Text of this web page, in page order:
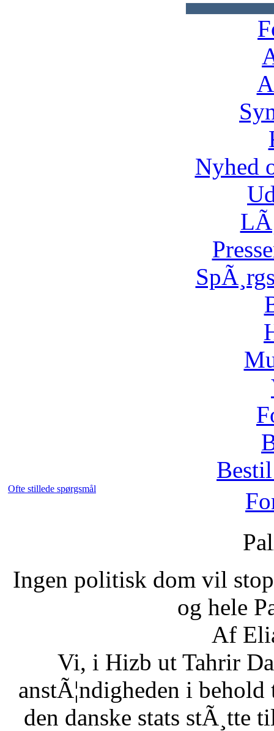
Nyhed
Ofte stillede spørgsmål
Ingen politisk dom vil
og hele
Af
Vi, i Hizb ut Tahrir
anstÃ¦ndigheden i
den danske stats stÃ¸tte